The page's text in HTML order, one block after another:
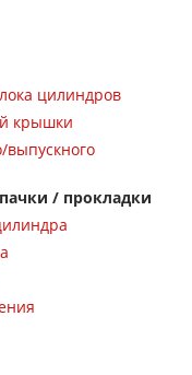
цилиндров
крышки
выпускного
/ прокладки